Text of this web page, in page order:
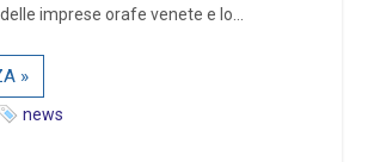
imprese orafe venete e lo...
»
news